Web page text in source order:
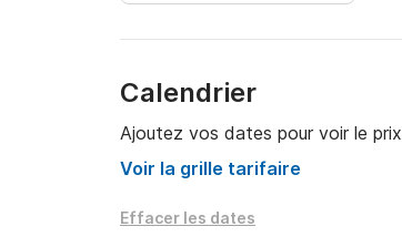
Calendrier
Ajoutez vos dates pour voir le prix
Voir la grille tarifaire
Effacer les dates